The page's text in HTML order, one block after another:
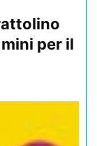
per il